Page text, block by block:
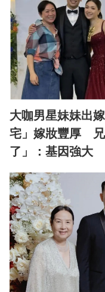
大咖男星妹妹出
宅」嫁妝豐厚 兄
了」：基因強大